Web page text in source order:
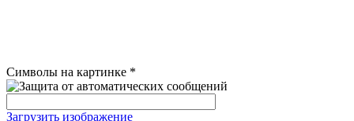
Символы на картинке *
Загрузить изображение